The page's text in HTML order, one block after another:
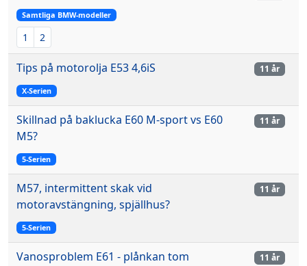
Samtliga BMW-modeller
1 2
Tips på motorolja E53 4,6iS
X-Serien
11 år
Skillnad på baklucka E60 M-sport vs E60
M5?
5-Serien
11 år
M57, intermittent skak vid
motoravstängning, spjällhus?
5-Serien
11 år
Vanosproblem E61 - plånkan tom 11 år